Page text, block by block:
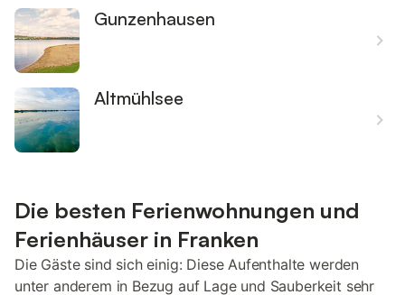
Gunzenhausen
Altmühlsee
Die besten Ferienwohnungen und
Ferienhäuser in Franken
Die Gäste sind sich einig: Diese Aufenthalte werden
unter anderem in Bezug auf Lage und Sauberkeit sehr